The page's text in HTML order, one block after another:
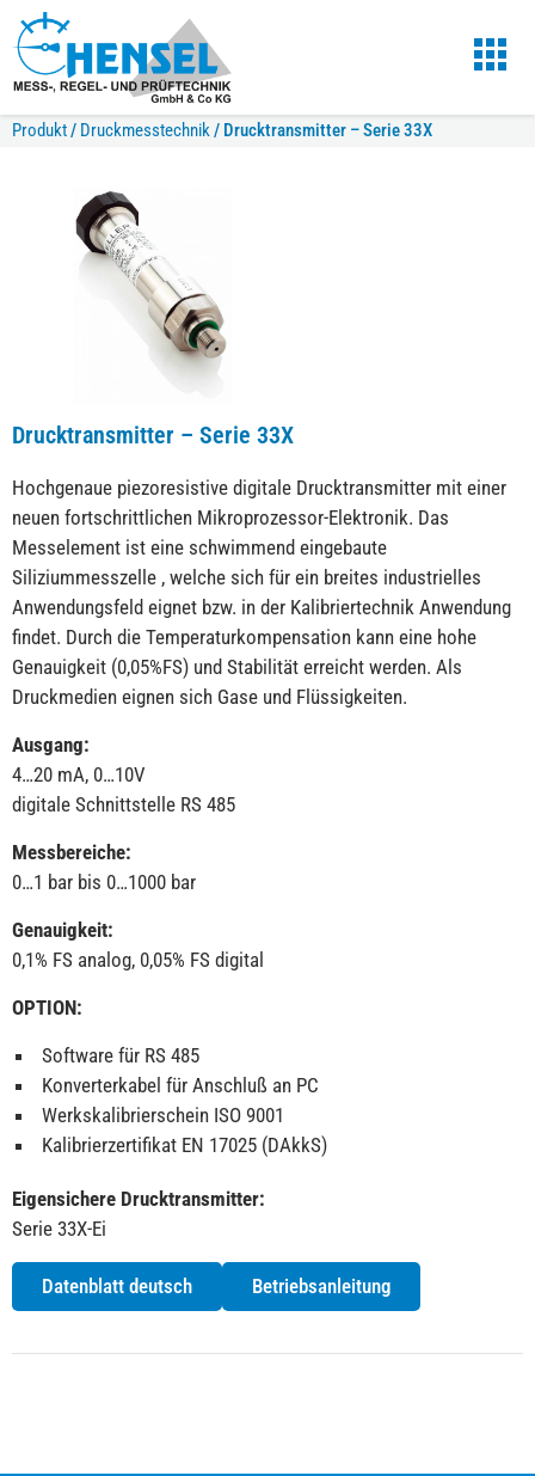
Produkt/ Druckmesstechnik/ Drucktransmitter – Serie 33X
Drucktransmitter – Serie 33X
Hochgenaue piezoresistive digitale Drucktransmitter mit einer
neuen fortschrittlichen Mikroprozessor-Elektronik. Das
Messelement ist eine schwimmend eingebaute
Siliziummesszelle , welche sich für ein breites industrielles
Anwendungsfeld eignet bzw. in der Kalibriertechnik Anwendung
findet. Durch die Temperaturkompensation kann eine hohe
Genauigkeit (0,05%FS) und Stabilität erreicht werden. Als
Druckmedien eignen sich Gase und Flüssigkeiten.
Ausgang:
4…20 mA, 0…10V
digitale Schnittstelle RS 485
Messbereiche:
0…1 bar bis 0…1000 bar
Genauigkeit:
0,1% FS analog, 0,05% FS digital
OPTION:
Software für RS 485
Konverterkabel für Anschluß an PC
Werkskalibrierschein ISO 9001
Kalibrierzertifikat EN 17025 (DAkkS)
Eigensichere Drucktransmitter:
Serie 33X-Ei
Datenblatt deutsch Betriebsanleitung